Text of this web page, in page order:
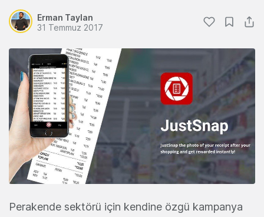
Erman Taylan
31 Temmuz 2017
Perakende sektörü için kendine özgü kampanya